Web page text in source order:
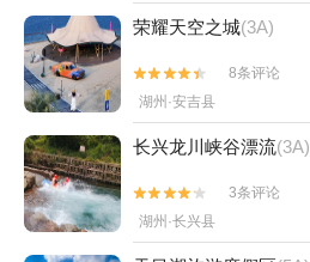
荣耀天空之城(3A)


8条评论
湖州·安吉县
长兴龙川峡谷漂流(3A)


3条评论
湖州·长兴县